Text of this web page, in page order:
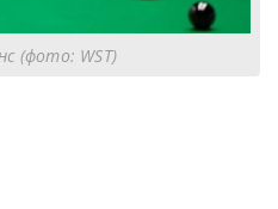
(фото: WST)